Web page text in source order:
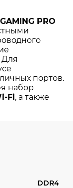
DDR4